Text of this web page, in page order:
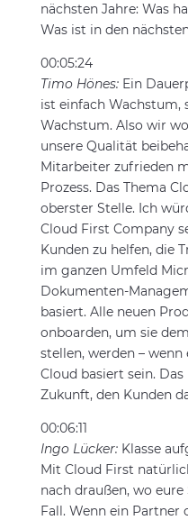
nächsten Jahre: Was
Was ist in den
00:05:24
Timo Hönes: Ein
ist einfach Wachstum,
Wachstum. Also wir
unsere Qualität
Mitarbeiter zufrieden
Prozess. Das Thema
oberster Stelle. Ich
Cloud First Company
Kunden zu helfen, die
im ganzen Umfeld
Dokumenten-
basiert. Alle neuen
onboarden, um sie
stellen, werden –
Cloud basiert sein.
Zukunft, den Kunden
00:06:11
Ingo Lücker: Klasse
Mit Cloud First
nach draußen, wo
Fall. Wenn ein Partner